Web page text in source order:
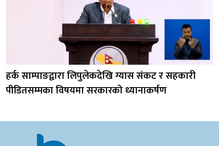
हर्क साम्पाङद्वारा लिपुलेकदेखि ग्यास संकट र सहकारी
पीडितसम्मका विषयमा सरकारको ध्यानाकर्षण